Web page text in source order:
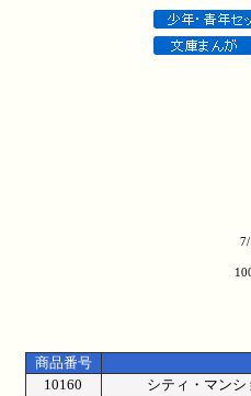
商品番号
10160
シティ・マン